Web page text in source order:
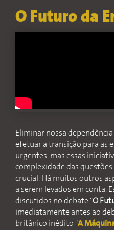
O Futuro da
Eliminar nossa
efetuar a transição para as
urgentes, mas essas
complexidade das
crucial. Há muitos outros
a serem levados em conta.
discutidos no debate "O
imediatamente antes ao
britânico inédito "A